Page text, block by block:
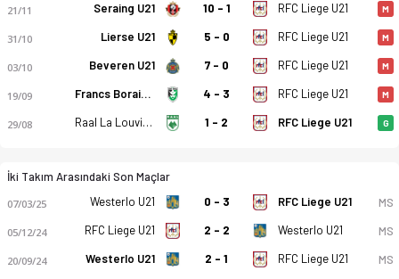
21/11 Seraing U21 10 - 1 RFC Liege U21 M
31/10 Lierse U21 5 - 0 RFC Liege U21 M
03/10 Beveren U21 7 - 0 RFC Liege U21 M
19/09 Francs Borains U21 4 - 3 RFC Liege U21 M
29/08 Raal La Louviere U21 1 - 2 RFC Liege U21 G
İki Takım Arasındaki Son Maçlar
07/03/25 Westerlo U21 0 - 3 RFC Liege U21 MS
05/12/24 RFC Liege U21 2 - 2 Westerlo U21 MS
20/09/24 Westerlo U21 2 - 1 RFC Liege U21 MS